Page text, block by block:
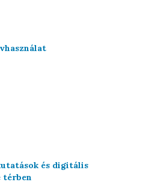
és digitális
térben